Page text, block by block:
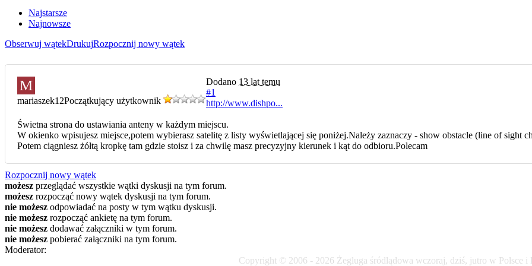
Najstarsze
Najnowsze
Obserwuj wątekDrukujRozpocznij nowy wątek
M
mariaszek12Początkujący użytkownik
Dodano 13 lat temu
#1
http://www.dishpo...
Świetna strona do ustawiania anteny w każdym miejscu.
W okienko wpisujesz miejsce,potem wybierasz satelitę z listy wyświetlającej się poniżej.Należy zaznaczy - show obstacle (line of sight
Potem ciągniesz żółtą kropkę tam gdzie stoisz i za chwilę masz precyzyjny kierunek i kąt do odbioru.Polecam
Rozpocznij nowy wątek
możesz przeglądać wszystkie wątki dyskusji na tym forum.
możesz rozpocząć nowy wątek dyskusji na tym forum.
nie możesz odpowiadać na posty w tym wątku dyskusji.
nie możesz rozpocząć ankietę na tym forum.
nie możesz dodawać załączniki w tym forum.
nie możesz pobierać załączniki na tym forum.
Moderator:
Copyright © 2006 - 2026 Żegluga śródlądowa wczoraj, dziś, jutro w Polsce i